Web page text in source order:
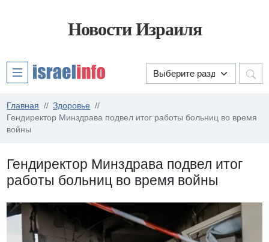
Новости Израиля
Главная
Здоровье
Гендиректор Минздрава подвел итог работы больниц во время
войны
Гендиректор Минздрава подвел итог
работы больниц во время войны